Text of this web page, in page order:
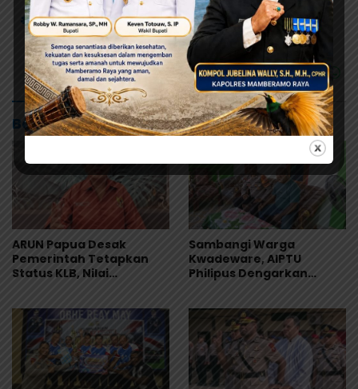
# Remisi Kemerdekaan RI 2024
Baca Juga
ARUN Papua Desak
Pemerintah Tetapkan
Status KLB, Nilai
Sentuh Akar Masalah
MBG
Sambangi Warga
Kwadeware, AIPTU
Philipus Dengarkan